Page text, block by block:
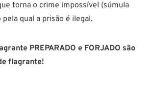
torna o crime impossível (súmula
pela qual a prisão é ilegal.
PREPARADO e FORJADO são
flagrante!